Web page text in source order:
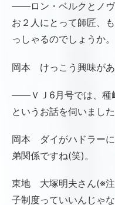
――ロン・ベルクとノヴ
お２人にとって師匠、
っしゃるのでしょうか。
岡本 けっこう興味があ
――ＶＪ6月号では、種
というお話を伺いました
岡本 ダイがハドラー
弟関係ですね(笑)。
東地 大塚明夫さん(※注
子制度っていいんじゃ